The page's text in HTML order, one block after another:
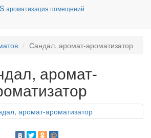
ароматизация помещений
Сандал, аромат-ароматизатор
аромат-